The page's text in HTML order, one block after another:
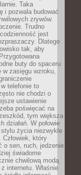
Taka
i pozwala budować
zrywów.
Trudno
jest
Dlatego
tak, aby
buty do spaceru
w zasięgu wzroku,
telefonie to
nie chodzi o
ustawienie
poświęcać na
tym większa
działań. W połowie
stylu życia niezwykle
który
o sen, ruch, jedzenie
świadome
chwilową modą
internetu. Właśnie